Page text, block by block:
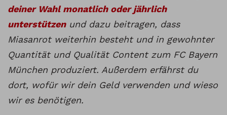
deiner Wahl monatlich oder jährlich
unterstützenund dazu beitragen, dass
Miasanrot weiterhin besteht und in gewohnter
Quantität und Qualität Content zum FC Bayern
München produziert. Außerdem erfährst du
dort, wofür wir dein Geld verwenden und wieso
wir es benötigen.